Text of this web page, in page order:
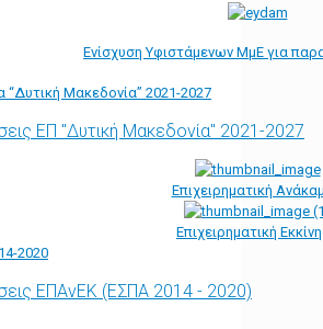
Ενίσχυση Υφιστάμενων ΜμΕ για
Μακεδονία” 2021-2027
ΕΠ "Δυτική Μακεδονία" 2021-2027
Επιχειρηματική
Επιχειρηματική
2020
ΕΠΑνΕΚ (ΕΣΠΑ 2014 - 2020)